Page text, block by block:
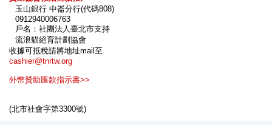
玉山銀行 中崙分行(代碼808)
0912940006763
戶名：社團法人臺北市支持
流浪貓絕育計劃協會
收據可抵稅請將地址mail至
cashier@tnrtw.org
外幣贊助匯款指示書>>
(北市社會字第3300號)